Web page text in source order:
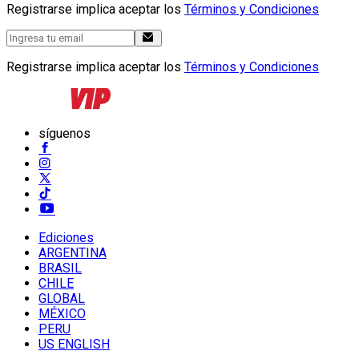
Registrarse implica aceptar los Términos y Condiciones
Registrarse implica aceptar los Términos y Condiciones
síguenos
Ediciones
ARGENTINA
BRASIL
CHILE
GLOBAL
MÉXICO
PERU
US ENGLISH